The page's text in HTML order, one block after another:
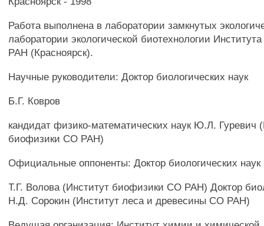
Работа выполнена в лаборатории замкнутых
лаборатории экологической биотехнологии
РАН (Красноярск).
Научные руководители: Доктор биологических наук
Б.Г. Ковров
кандидат физико-математических наук Ю.Л. Гуревич
биофизики СО РАН)
Официальные оппоненты: Доктор биологических наук
Т.Г. Волова (Институт биофизики СО РАН) Доктор
Н.Д. Сорокин (Институт леса и древесины СО РАН)